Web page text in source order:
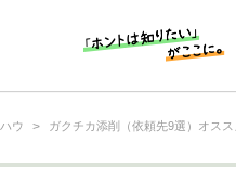
ウ > ガクチカ添削（依頼先9選）オス